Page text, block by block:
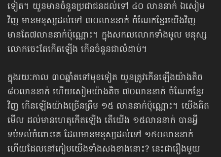
ទៀត។ យួនមានចំនួនប្រជាជនដល់ទៅ ៤០ លាននាក់ ឯសៀម
វិញ មានមនុស្សដល់ទៅ ៣០លាននាក់ ចំណែកខ្មែរយើងវិញ
មានតែ៧លាននាក់ប៉ុណ្ណោះ។ ក្នុងសកលលោកទាំងមូល មនុស្ស
លោកចេះតែកើតឡើង កើនចំនួនជាលំដាប់។
ក្នុងរយៈកាល ៣០ឆ្នាំតទៅមុខទៀត យួនត្រូវកើនឡើងយ៉ាងតិច
៨០លាននាក់ ហើយសៀមយ៉ាងតិច ៧០លាននាក់ ចំណែកខ្មែរ
វិញ កើនឡើងយ៉ាងច្រើនត្រឹម ១៥ លាននាក់ប៉ុណ្ណោះ។ យើងគិត
មើល ដល់មានហេតុកើតឡើង តើយើង ១៥លាននាក់ បានអ្វី
ទប់ទល់ចំពោះគេ ដែលមានមនុស្សដល់ទៅ ១៥០លាននាក់
ហើយដែលនៅកៀបយើងទាំងសងខាងនោះ? នេះជារឿងមួយ